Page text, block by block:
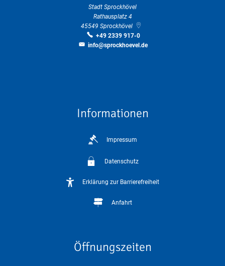
Stadt Sprockhövel
Rathausplatz 4
45549 Sprockhövel
+49 2339 917-0
info@sprockhoevel.de
Informationen
Impressum
Datenschutz
Erklärung zur Barrierefreiheit
Anfahrt
Öffnungszeiten